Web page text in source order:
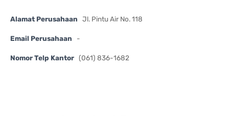
Alamat Perusahaan Jl. Pintu Air No. 118
Email Perusahaan -
Nomor Telp Kantor (061) 836-1682